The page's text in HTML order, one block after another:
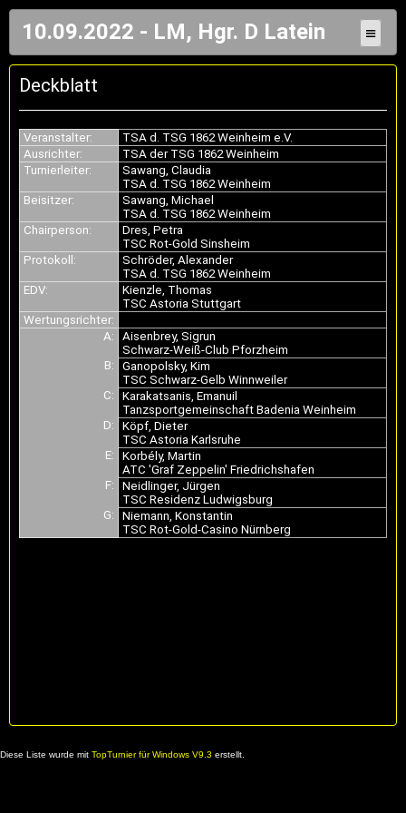
10.09.2022 - LM, Hgr. D Latein ≡
Deckblatt
Veranstalter:
TSA d. TSG 1862 Weinheim e.V.
Ausrichter:
TSA der TSG 1862 Weinheim
Turnierleiter:
Sawang, Claudia
TSA d. TSG 1862 Weinheim
Beisitzer:
Sawang, Michael
TSA d. TSG 1862 Weinheim
Chairperson:
Dres, Petra
TSC Rot-Gold Sinsheim
Protokoll:
Schröder, Alexander
TSA d. TSG 1862 Weinheim
EDV:
Kienzle, Thomas
TSC Astoria Stuttgart
Wertungsrichter:
A:
Aisenbrey, Sigrun
Schwarz-Weiß-Club Pforzheim
B:
Ganopolsky, Kim
TSC Schwarz-Gelb Winnweiler
C:
Karakatsanis, Emanuil
Tanzsportgemeinschaft Badenia Weinheim
D:
Köpf, Dieter
TSC Astoria Karlsruhe
E:
Korbély, Martin
ATC 'Graf Zeppelin' Friedrichshafen
F:
Neidlinger, Jürgen
TSC Residenz Ludwigsburg
G:
Niemann, Konstantin
TSC Rot-Gold-Casino Nürnberg
Diese Liste wurde mit TopTurnier für Windows V9.3 erstellt.